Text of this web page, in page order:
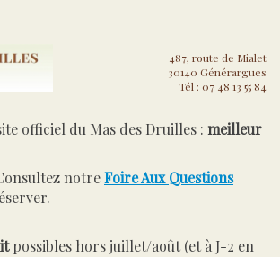
487, route de Mialet
30140 Générargues
Tél : 07 48 13 55 84
officiel du Mas des Druilles : meilleur
notreFoire Aux Questions
possibles hors juillet/août (et à J-2 en